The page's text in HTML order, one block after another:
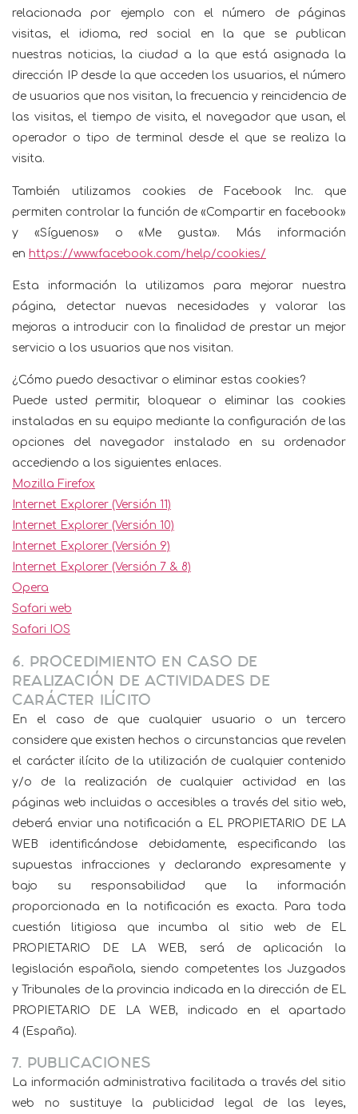
relacionada por ejemplo con el número de páginas
visitas, el idioma, red social en la que se publican
nuestras noticias, la ciudad a la que está asignada la
dirección IP desde la que acceden los usuarios, el número
de usuarios que nos visitan, la frecuencia y reincidencia de
las visitas, el tiempo de visita, el navegador que usan, el
operador o tipo de terminal desde el que se realiza la
visita.
También utilizamos cookies de Facebook Inc. que
permiten controlar la función de «Compartir en facebook»
y «Síguenos» o «Me gusta». Más información
en https://www.facebook.com/help/cookies/
Esta información la utilizamos para mejorar nuestra
página, detectar nuevas necesidades y valorar las
mejoras a introducir con la finalidad de prestar un mejor
servicio a los usuarios que nos visitan.
¿Cómo puedo desactivar o eliminar estas cookies?
Puede usted permitir, bloquear o eliminar las cookies
instaladas en su equipo mediante la configuración de las
opciones del navegador instalado en su ordenador
accediendo a los siguientes enlaces.
Mozilla Firefox
Internet Explorer (Versión 11)
Internet Explorer (Versión 10)
Internet Explorer (Versión 9)
Internet Explorer (Versión 7 & 8)
Opera
Safari web
Safari IOS
6. PROCEDIMIENTO EN CASO DE
REALIZACIÓN DE ACTIVIDADES DE
CARÁCTER ILÍCITO
En el caso de que cualquier usuario o un tercero
considere que existen hechos o circunstancias que revelen
el carácter ilícito de la utilización de cualquier contenido
y/o de la realización de cualquier actividad en las
páginas web incluidas o accesibles a través del sitio web,
deberá enviar una notificación a EL PROPIETARIO DE LA
WEB identificándose debidamente, especificando las
supuestas infracciones y declarando expresamente y
bajo su responsabilidad que la información
proporcionada en la notificación es exacta. Para toda
cuestión litigiosa que incumba al sitio web de EL
PROPIETARIO DE LA WEB, será de aplicación la
legislación española, siendo competentes los Juzgados
y Tribunales de la provincia indicada en la dirección de EL
PROPIETARIO DE LA WEB, indicado en el apartado
4 (España).
7. PUBLICACIONES
La información administrativa facilitada a través del sitio
web no sustituye la publicidad legal de las leyes,